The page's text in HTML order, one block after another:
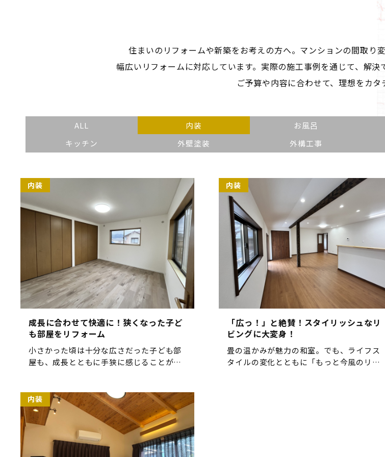
住まいのリフォームや新築をお考えの方へ。マンションの間取り変
幅広いリフォームに対応しています。 実際の施工事例を通じて、 解決
ご予算や内容に合わせて、理想をカタ
ALL 内装 お風呂
キッチン
外壁塗装 外構工事
内装
成長に合わせて快適に！狭くなった子ど
も部屋をリフォーム
小さかった頃は十分な広さだった子ども部
屋も、成長とともに手狭に感じることが増
った悩みを解決するため、今回のリフォー
ムでは空間を有効活用しながら、 […]
内装
「広っ！」と絶賛！スタイリッシュなリ
ビングに大変身！
畳の温かみが魅力の和室。でも、ライフス
タイルの変化とともに「もっと今風のリビ
内装